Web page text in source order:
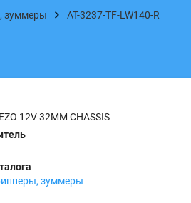
зуммеры AT-3237-TF-LW140-R
12V 32MM CHASSIS
зуммеры